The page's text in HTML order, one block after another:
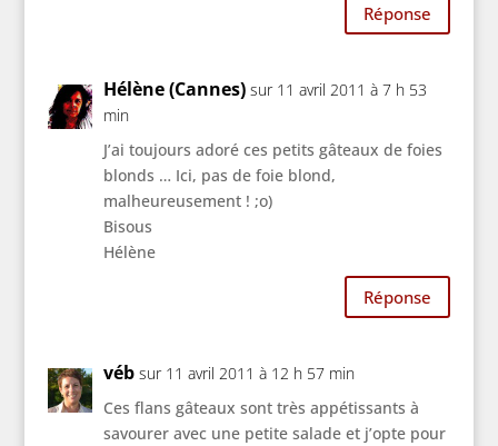
Réponse
Hélène (Cannes) sur 11 avril 2011 à 7 h 53
min
J’ai toujours adoré ces petits gâteaux de foies
blonds … Ici, pas de foie blond,
malheureusement ! ;o)
Bisous
Hélène
Réponse
véb sur 11 avril 2011 à 12 h 57 min
Ces flans gâteaux sont très appétissants à
savourer avec une petite salade et j’opte pour